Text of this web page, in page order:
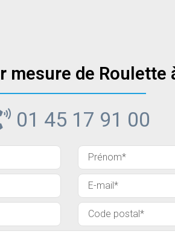
mesure de
01 45 17 91 00